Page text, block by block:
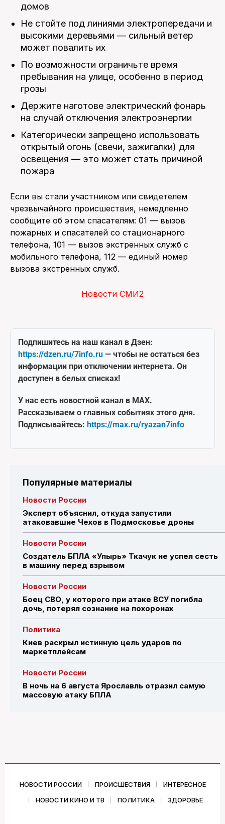
домов
Не стойте под линиями электропередачи и
высокими деревьями — сильный ветер
может повалить их
По возможности ограничьте время
пребывания на улице, особенно в период
грозы
Держите наготове электрический фонарь
на случай отключения электроэнергии
Категорически запрещено использовать
открытый огонь (свечи, зажигалки) для
освещения — это может стать причиной
пожара
Если вы стали участником или свидетелем
чрезвычайного происшествия, немедленно
сообщите об этом спасателям: 01 — вызов
пожарных и спасателей со стационарного
телефона, 101 — вызов экстренных служб с
мобильного телефона, 112 — единый номер
вызова экстренных служб.
Новости СМИ2
Подпишитесь на наш канал в Дзен:
https://dzen.ru/7info.ru — чтобы не остаться без
информации при отключении интернета. Он
доступен в белых списках!
У нас есть новостной канал в MAX.
Рассказываем о главных событиях этого дня.
Подписывайтесь: https://max.ru/ryazan7info
Популярные материалы
Новости России
Эксперт объяснил, откуда запустили
атаковавшие Чехов в Подмосковье дроны
Новости России
Создатель БПЛА «Упырь» Ткачук не успел сесть
в машину перед взрывом
Новости России
Боец СВО, у которого при атаке ВСУ погибла
дочь, потерял сознание на похоронах
Политика
Киев раскрыл истинную цель ударов по
маркетплейсам
Новости России
В ночь на 6 августа Ярославль отразил самую
массовую атаку БПЛА
НОВОСТИ РОССИИ ПРОИСШЕСТВИЯ
ИНТЕРЕСНОЕ
НОВОСТИ КИНО И ТВ
ПОЛИТИКА ЗДОРОВЬЕ